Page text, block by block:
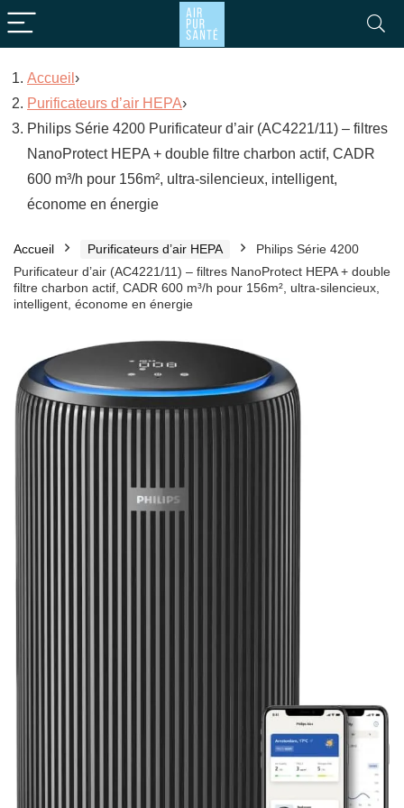
Accueil ›
Purificateurs d’air HEPA›
Philips Série 4200 Purificateur d’air (AC4221/11) – filtres
NanoProtect HEPA + double filtre charbon actif, CADR
600 m³/h pour 156m², ultra-silencieux, intelligent,
économe en énergie
Accueil Purificateurs d’air HEPA
Philips Série 4200
Purificateur d’air (AC4221/11) – filtres NanoProtect HEPA + double
filtre charbon actif, CADR 600 m³/h pour 156m², ultra-silencieux,
intelligent, économe en énergie